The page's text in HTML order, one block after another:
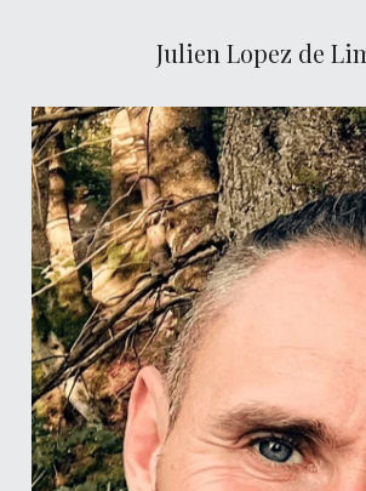
Julien Lopez de